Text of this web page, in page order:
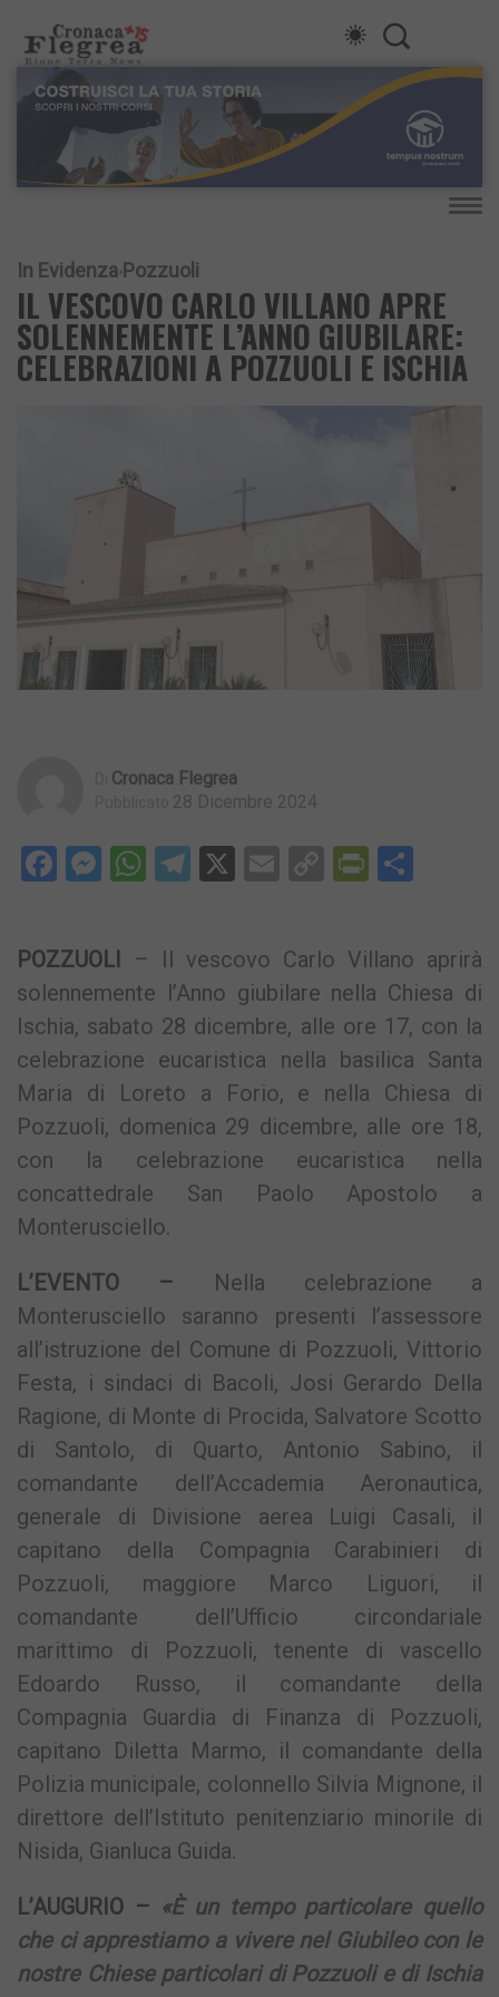
In Evidenza Pozzuoli
IL VESCOVO CARLO VILLANO APRE
SOLENNEMENTE L’ANNO GIUBILARE:
CELEBRAZIONI A POZZUOLI E ISCHIA
Cronaca Flegrea
28 Dicembre 2024
Facebook
Messenger
WhatsApp
Telegram
X EmailCopy
POZZUOLI
– Il vescovo Carlo Villano aprirà
solennemente l’Anno giubilare nella Chiesa di
Ischia, sabato 28 dicembre, alle ore 17, con la
celebrazione eucaristica nella basilica Santa
Maria di Loreto a Forio, e nella Chiesa di
Pozzuoli, domenica 29 dicembre, alle ore 18,
con la celebrazione eucaristica nella
concattedrale San Paolo Apostolo a
Monterusciello.
L’EVENTO – Nella celebrazione a
Monterusciello saranno presenti l’assessore
all’istruzione del Comune di Pozzuoli, Vittorio
Festa, i sindaci di Bacoli, Josi Gerardo Della
Ragione, di Monte di Procida, Salvatore Scotto
di Santolo, di Quarto, Antonio Sabino, il
comandante dell’Accademia Aeronautica,
generale di Divisione aerea Luigi Casali, il
capitano della Compagnia Carabinieri di
Pozzuoli, maggiore Marco Liguori, il
comandante dell’Ufficio circondariale
marittimo di Pozzuoli, tenente di vascello
Edoardo Russo, il comandante della
Compagnia Guardia di Finanza di Pozzuoli,
capitano Diletta Marmo, il comandante della
Polizia municipale, colonnello Silvia Mignone, il
direttore dell’Istituto penitenziario minorile di
Nisida, Gianluca Guida.
L’AUGURIO – «È un tempo particolare quello
che ci apprestiamo a vivere nel Giubileo con le
nostre Chiese particolari di Pozzuoli e di Ischia